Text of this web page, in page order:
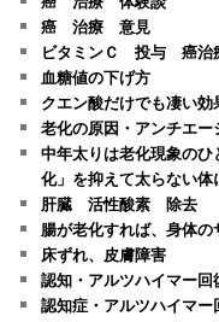
癌 治療 意見
ビタミンＣ 投与 癌治
血糖値の下げ方
クエン酸だけでも凄い効
老化の原因・アンチエー
中年太りは老化現象の
化」を抑えて太らない体
肝臓 活性酸素 除去
腸が老化すれば、身体の
床ずれ、皮膚障害
認知・アルツハイマー回
認知症・アルツハイマー